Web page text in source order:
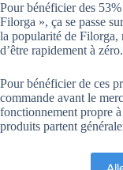
Pour bénéficier des
Filorga », ça se passe
la popularité de Filorga,
d’être rapidement à zéro.
Pour bénéficier de ces
commande avant le
fonctionnement propre
produits partent